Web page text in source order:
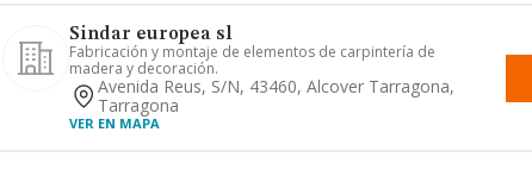
Sindar europea sl
Fabricación y montaje de elementos de carpintería de
madera y decoración.
Avenida Reus, S/n, 43460, Alcover Tarragona,
Tarragona
VER EN MAPA